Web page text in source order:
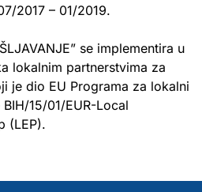
2017 – 01/2019.
se implementira u
lokalnim partnerstvima za
je dio EU Programa za lokalni
15/01/EUR-Local
(LEP).